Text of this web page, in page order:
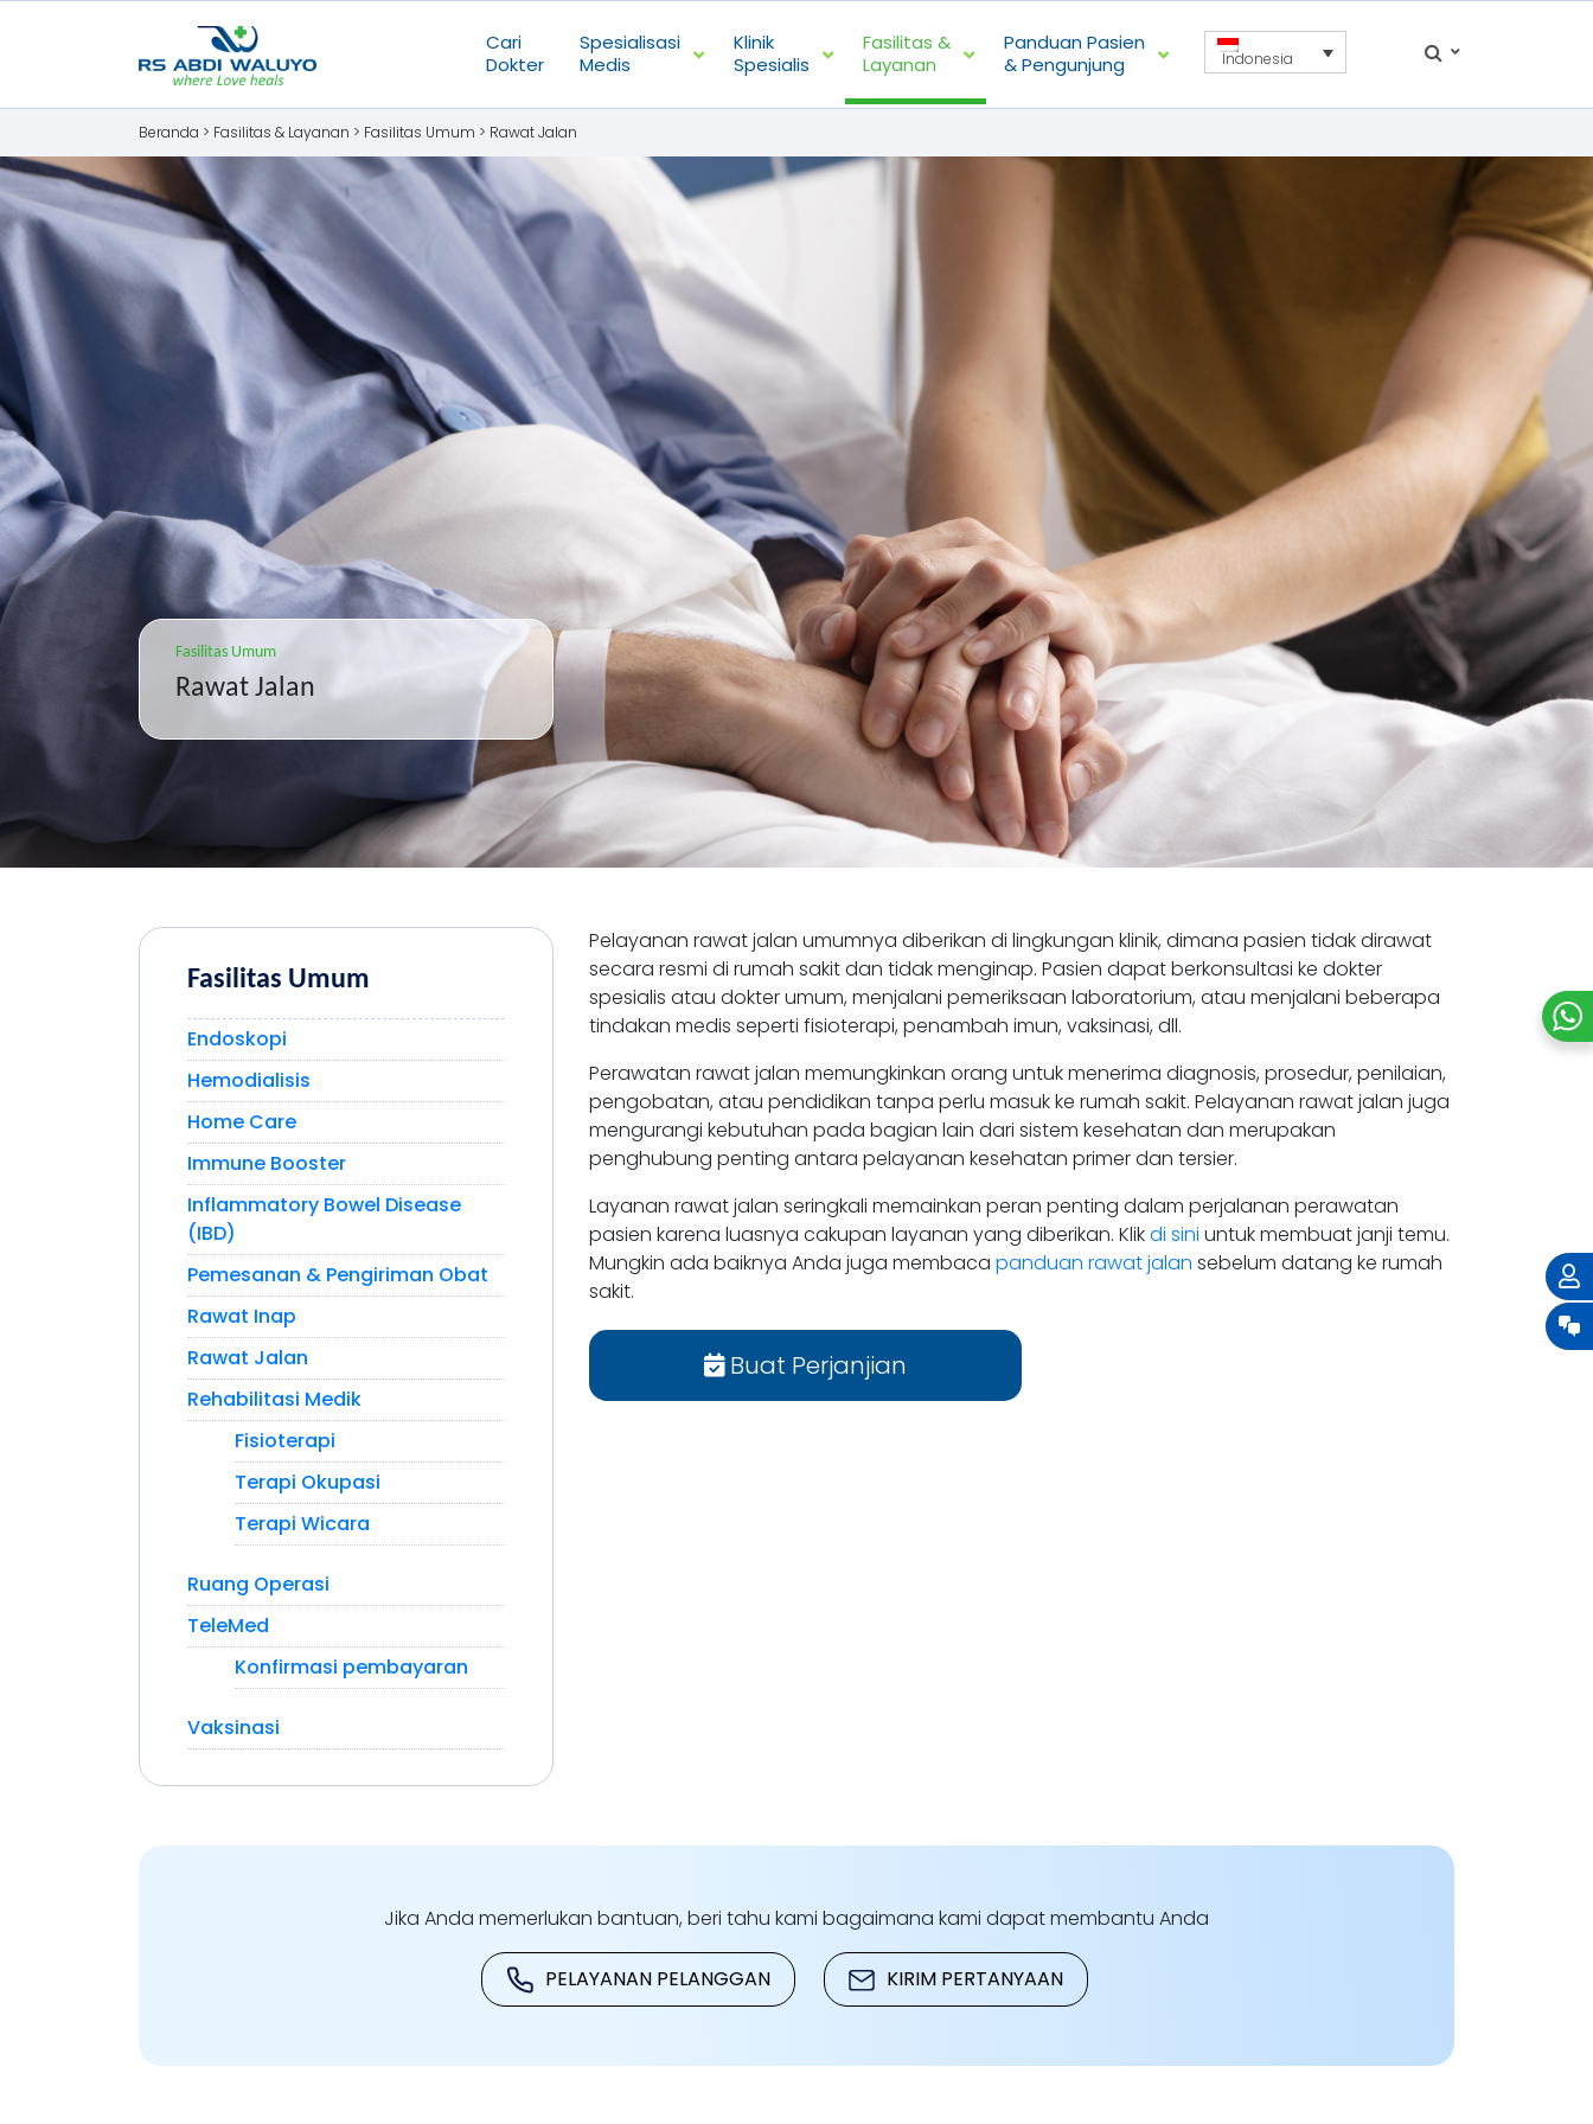
Cari
Dokter
Spesialisasi
Medis
Klinik
Spesialis
Fasilitas &
Layanan
Panduan Pasien
& Pengunjung
Indonesia
Beranda > Fasilitas & Layanan > Fasilitas Umum > Rawat Jalan
Fasilitas Umum
Rawat Jalan
Pelayanan rawat jalan umumnya diberikan di lingkungan klinik, dimana pasien tidak dirawat
secara resmi di rumah sakit dan tidak menginap. Pasien dapat berkonsultasi ke dokter
spesialis atau dokter umum, menjalani pemeriksaan laboratorium, atau menjalani beberapa
tindakan medis seperti fisioterapi, penambah imun, vaksinasi, dll.
Perawatan rawat jalan memungkinkan orang untuk menerima diagnosis, prosedur, penilaian,
pengobatan, atau pendidikan tanpa perlu masuk ke rumah sakit. Pelayanan rawat jalan juga
mengurangi kebutuhan pada bagian lain dari sistem kesehatan dan merupakan
penghubung penting antara pelayanan kesehatan primer dan tersier.
Layanan rawat jalan seringkali memainkan peran penting dalam perjalanan perawatan
pasien karena luasnya cakupan layanan yang diberikan. Klikdi sini untuk membuat janji temu.
Mungkin ada baiknya Anda juga membaca panduan rawat jalan sebelum datang ke rumah
sakit.
Buat Perjanjian
Fasilitas Umum
Endoskopi
Hemodialisis
Home Care
Immune Booster
Inflammatory Bowel Disease
(IBD)
Pemesanan & Pengiriman Obat
Rawat Inap
Rawat Jalan
Rehabilitasi Medik
Fisioterapi
Terapi Okupasi
Terapi Wicara
Ruang Operasi
TeleMed
Konfirmasi pembayaran
Vaksinasi
Jika Anda memerlukan bantuan, beri tahu kami bagaimana kami dapat membantu Anda
PELAYANAN PELANGGAN KIRIM PERTANYAAN